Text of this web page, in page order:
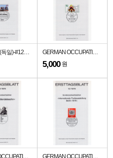
GERMANY(독일)-#1294-60pf-FIRST ELECTRIC TRAIN, 1879 BERLIN EXHIBITION(최초의 전기 여객 열차)-기념인 멕시멈카드(MAXIMUMCARD)-1979.5.17일 GERMAN OCCUPATION STAMPS(베르린)-#9N434-50pf-ORCHID(난초)-기념인 멕시멈카드(MAXIMUMCARD)-1979.8.9일
5,000 원
GERMAN OCCUPATION STAMPS(베르린)-#9N429-90pf-MOSES MENDELSSOHN(모세 멘델스존)-기념인 멕시멈카드(MAXIMUMCARD)-1979.8.9일 GERMAN OCCUPATION STAMPS(베르린)-#9N427-60pf-TV SCREEN, EMBLEM(TV 화면)-기념인 멕시멈카드(MAXIMUMCARD)-1979.7.12일